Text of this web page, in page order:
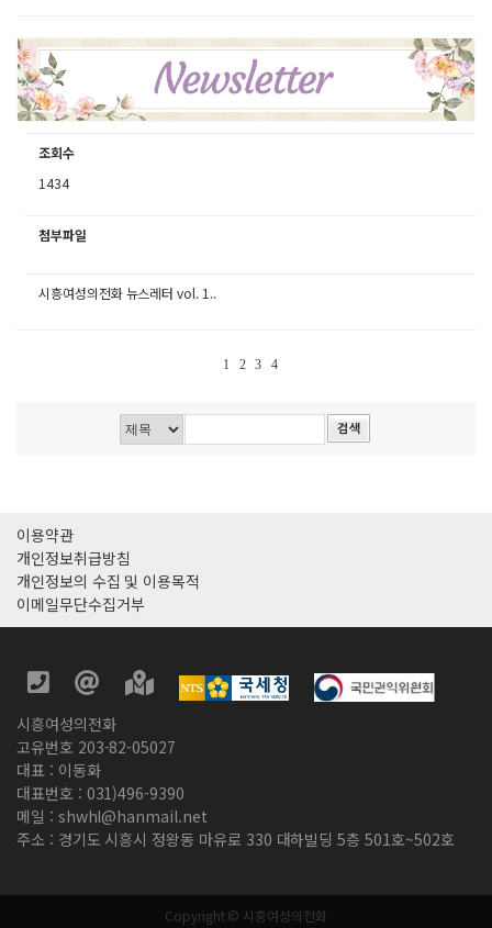
조회수
1434
첨부파일
시흥여성의전화 뉴스레터 vol. 1..
1 2 3 4
이용약관
개인정보취급방침
개인정보의 수집 및 이용목적
이메일무단수집거부
시흥여성의전화
고유번호 203-82-05027
대표 : 이동화
대표번호 : 031)496-9390
메일 : shwhl@hanmail.net
주소 : 경기도 시흥시 정왕동 마유로 330 대하빌딩 5층 501호~502호
Copyright © 시흥여성의전화